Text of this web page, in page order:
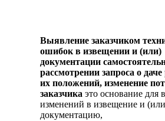
Выявление заказчиком
ошибок в извещении и (или)
документации
рассмотрении запроса о
их положений, изменение
заказчика это основание для
изменений в извещение и
документацию,